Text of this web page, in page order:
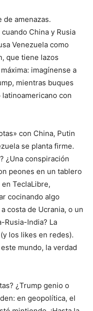
de amenazas.
China y Rusia
Venezuela como
que tiene lazos
imagínense a
mientras buques
con
con China, Putin
se planta firme.
¿Una conspiración
peones en un tablero
TeclaLibre,
cocinando algo
costa de Ucrania, o un
Rusia-India? La
los likes en redes).
mundo, la verdad
¿Trump genio o
en geopolítica, el